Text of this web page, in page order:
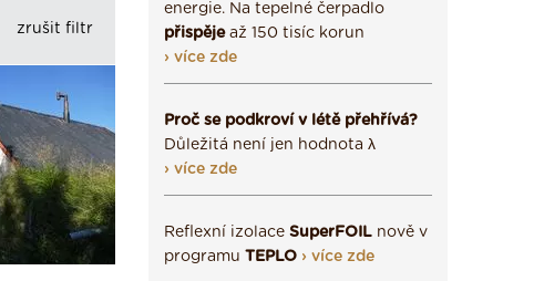
zrušit filtr
energie. Na tepelné čerpadlo
přispějeaž 150 tisíc korun
› více zde
Proč se podkroví v létě přehřívá?
Důležitá není jen hodnota λ
› více zde
Reflexní izolace SuperFOIL nově v
programu TEPLO › více zde